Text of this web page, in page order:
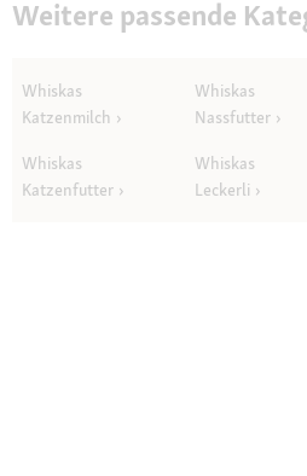
Weitere passende
Whiskas
Katzenmilch
Whiskas
Nassfutter
Whiskas
Katzenfutter
Whiskas
Leckerli